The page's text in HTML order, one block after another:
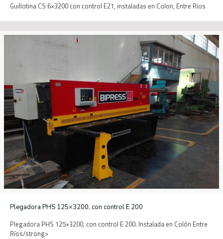
Guillotina CS 6×3200 con control E21, instaladas en Colon, Entre Rios
Plegadora PHS 125×3200, con control E 200
Plegadora PHS 125×3200, con control E 200. Instalada en Colón Entre
Ríos/strong>